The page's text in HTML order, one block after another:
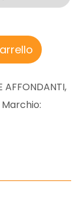
AFFONDANTI,
Marchio: